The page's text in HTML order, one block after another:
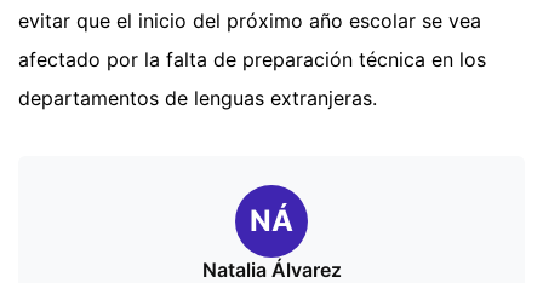
evitar que el inicio del próximo año escolar se vea
afectado por la falta de preparación técnica en los
departamentos de lenguas extranjeras.
NÁ
Natalia Álvarez